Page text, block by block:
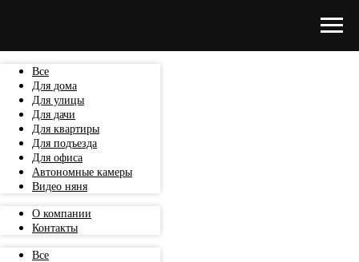
Все
Для дома
Для улицы
Для дачи
Для квартиры
Для подъезда
Для офиса
Автономные камеры
Видео няня
О компании
Контакты
Все